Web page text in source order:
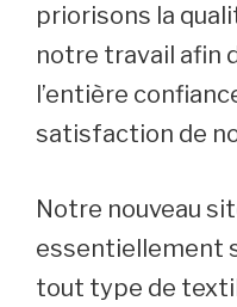
priorisons la
notre travail afin
l’entière
satisfaction de
Notre nouveau
essentiellement
tout type de